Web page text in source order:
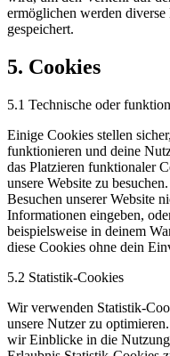
ermöglichen werden
gespeichert.
5. Cookies
5.1 Technische oder
Einige Cookies stellen
funktionieren und deine
das Platzieren funktionaler
unsere Website zu
Besuchen unserer Website
Informationen eingeben,
beispielsweise in deinem
diese Cookies ohne dein
5.2 Statistik-Cookies
Wir verwenden Statistik-
unsere Nutzer zu
wir Einblicke in die